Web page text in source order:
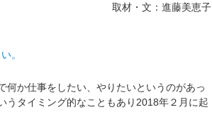
取材・文：進藤美恵子
。
か仕事をしたい、やりたいというのがあっ
うタイミング的なこともあり2018年２月に起